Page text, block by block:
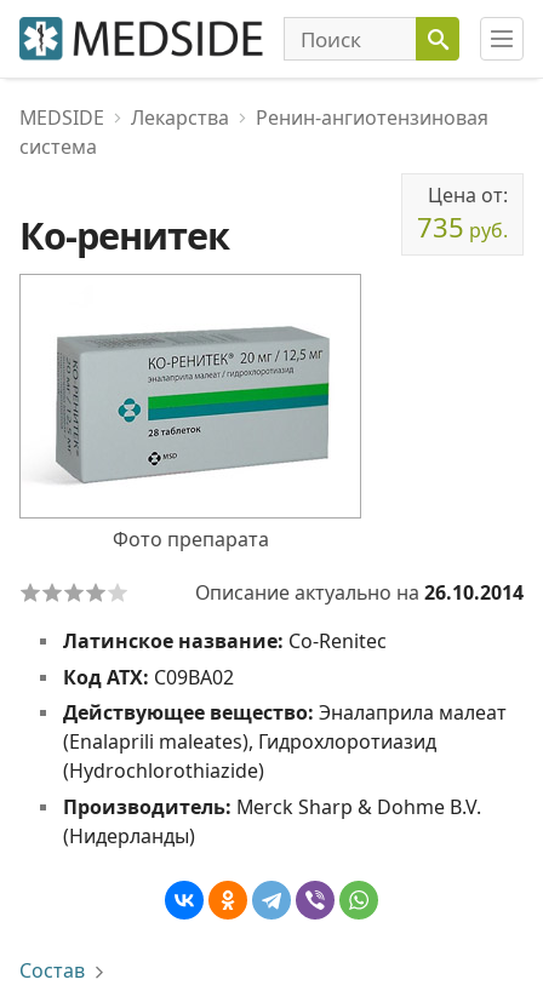
MEDSIDE Лекарства
Ренин-ангиотензиновая
система
Ко-ренитек
Цена от:
735 руб.
Фото препарата
Описание актуально на 26.10.2014
Латинское название: Co-Renitec
Код АТХ: C09BA02
Действующее вещество: Эналаприла малеат
(Enalaprili maleates), Гидрохлоротиазид
(Hydrochlorothiazide)
Производитель: Merck Sharp & Dohme B.V.
(Нидерланды)
Состав